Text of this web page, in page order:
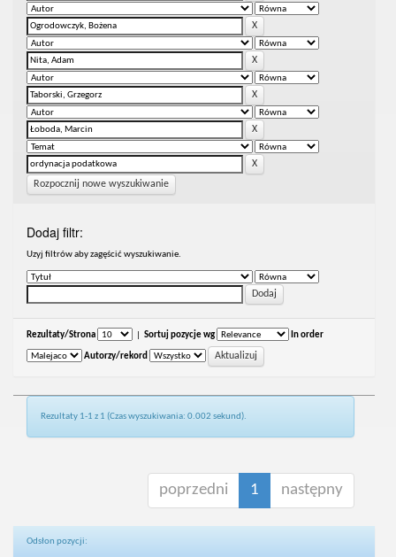
Rozpocznij nowe wyszukiwanie
Dodaj filtr:
Uzyj filtrów aby zagęścić wyszukiwanie.
Rezultaty/Strona Sortuj pozycje wg In order
Autorzy/rekord
Rezultaty 1-1 z 1 (Czas wyszukiwania: 0.002 sekund).
poprzedni 1 następny
Odsłon pozycji: